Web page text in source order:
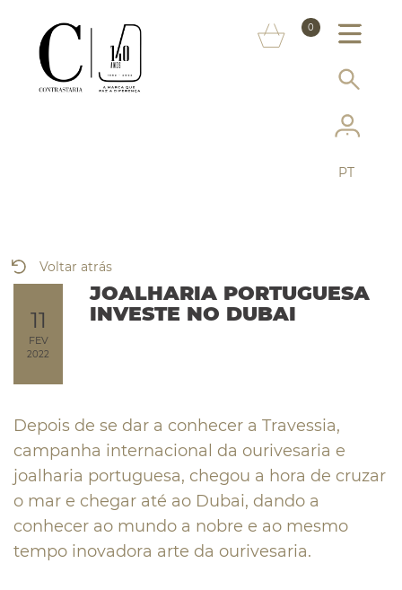
0
INFORMAÇÃO AO CONSUMIDOR
SERVIÇOS
PT
11
FEV
2022
JOALHARIA PORTUGUESA
INVESTE NO DUBAI
Voltar atrás
Depois de se dar a conhecer a Travessia,
campanha internacional da ourivesaria e
joalharia portuguesa, chegou a hora de cruzar
o mar e chegar até ao Dubai, dando a
conhecer ao mundo a nobre e ao mesmo
tempo inovadora arte da ourivesaria.